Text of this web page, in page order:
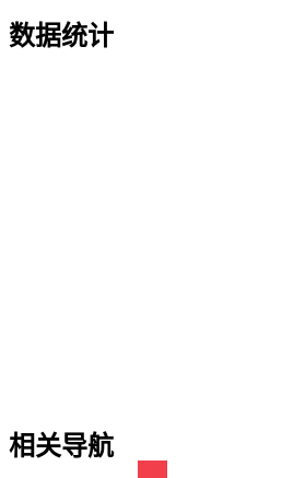
数据统计
相关导航